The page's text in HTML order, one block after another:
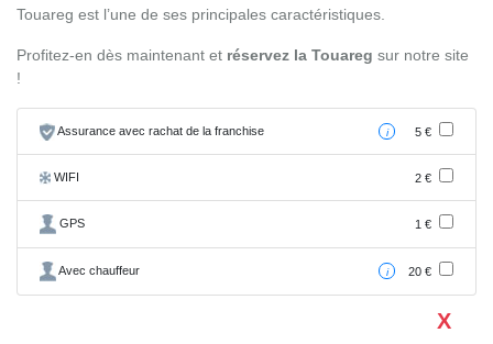
Touareg est l’une de ses principales caractéristiques.
Profitez-en dès maintenant et réservez la Touareg sur notre site
!
Assurance avec rachat de la franchise i 5 €
WIFI 2 €
GPS 1 €
Avec chauffeur i 20 €
X